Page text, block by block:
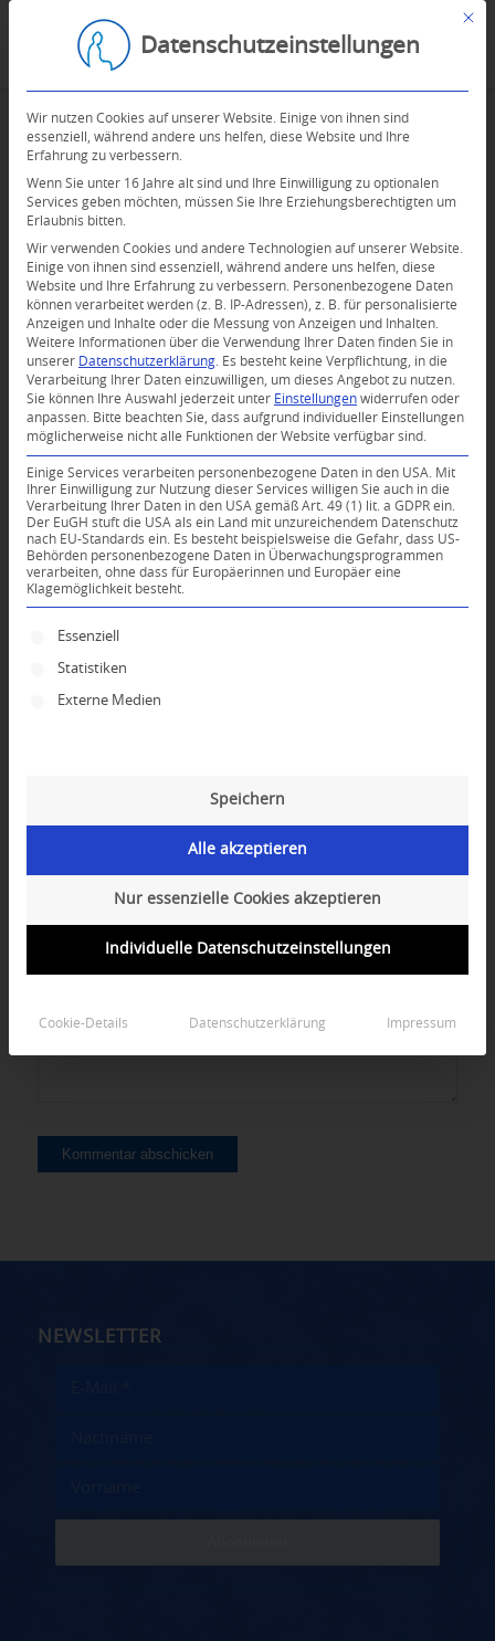
0
Dein Kommentar
An Diskussion beteiligen?
Hinterlassen Sie uns Ihren Kommentar!
NEWSLETTER
Mit
Datenschutzeinstellungen
Wir nutzen Cookies auf unserer Website. Einige von ihnen sind
essenziell, während andere uns helfen, diese Website und Ihre
Erfahrung zu verbessern.
Wenn Sie unter 16 Jahre alt sind und Ihre Einwilligung zu optionalen
Services geben möchten, müssen Sie Ihre Erziehungsberechtigten um
Erlaubnis bitten.
Wir verwenden Cookies und andere Technologien auf unserer Website.
Einige von ihnen sind essenziell, während andere uns helfen, diese
Website und Ihre Erfahrung zu verbessern.
Personenbezogene Daten
können verarbeitet werden (z. B. IP-Adressen), z. B. für personalisierte
Anzeigen und Inhalte oder die Messung von Anzeigen und Inhalten.
Weitere Informationen über die Verwendung Ihrer Daten finden Sie in
unserer Datenschutzerklärung
Es besteht keine Verpflichtung, in die
Verarbeitung Ihrer Daten einzuwilligen, um dieses Angebot zu nutzen.
Sie können Ihre Auswahl jederzeit unter Einstellungen widerrufen oder
anpassen.
Bitte beachten Sie, dass aufgrund individueller Einstellungen
möglicherweise nicht alle Funktionen der Website verfügbar sind.
Einige Services verarbeiten personenbezogene Daten in den USA. Mit
Ihrer Einwilligung zur Nutzung dieser Services willigen Sie auch in die
Verarbeitung Ihrer Daten in den USA gemäß Art. 49 (1) lit. a GDPR ein.
Der EuGH stuft die USA als ein Land mit unzureichendem Datenschutz
nach EU-Standards ein. Es besteht beispielsweise die Gefahr, dass US-
Behörden personenbezogene Daten in Überwachungsprogrammen
verarbeiten, ohne dass für Europäerinnen und Europäer eine
Klagemöglichkeit besteht.
Es folgt eine Liste der Service-Gruppen, für die
Essenziell
Statistiken
Externe Medien
Speichern
Alle akzeptieren
Nur essenzielle Cookies akzeptieren
Individuelle Datenschutzeinstellungen
Cookie-Details Datenschutzerklärung Impressum